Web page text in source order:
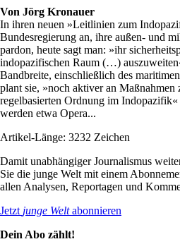
Von Jörg Kronauer
In ihren neuen »Leitlinien zum
Bundesregierung an, ihre außen- und
pardon, heute sagt man: »ihr
indopazifischen Raum (…)
Bandbreite, einschließlich des
plant sie, »noch aktiver an Maßnahmen
regelbasierten Ordnung im
werden etwa Opera...
Artikel-Länge: 3232 Zeichen
Damit unabhängiger Journalismus
Sie die junge Welt mit einem
allen Analysen, Reportagen und
Jetzt junge Weltabonnieren
Dein Abo zählt!